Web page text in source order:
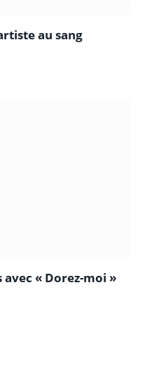
au sang
« Dorez-moi »